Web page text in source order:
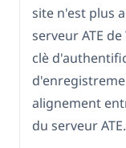
site n'est plus
serveur ATE
clè
alignement
du serveur ATE.